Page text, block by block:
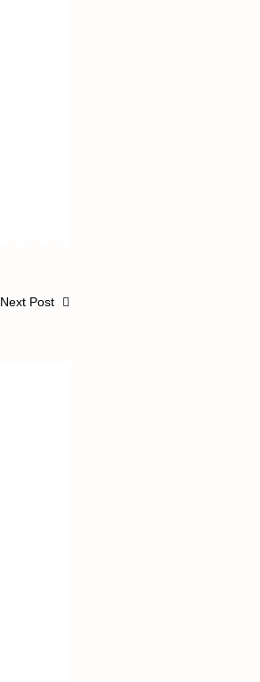
Next Post